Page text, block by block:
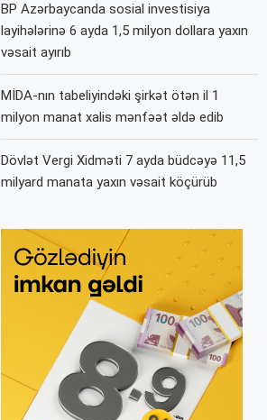
BP Azərbaycanda sosial investisiya
layihələrinə 6 ayda 1,5 milyon dollara yaxın
vəsait ayırıb
MİDA-nın tabeliyindəki şirkət ötən il 1
milyon manat xalis mənfəət əldə edib
Dövlət Vergi Xidməti 7 ayda büdcəyə 11,5
milyard manata yaxın vəsait köçürüb